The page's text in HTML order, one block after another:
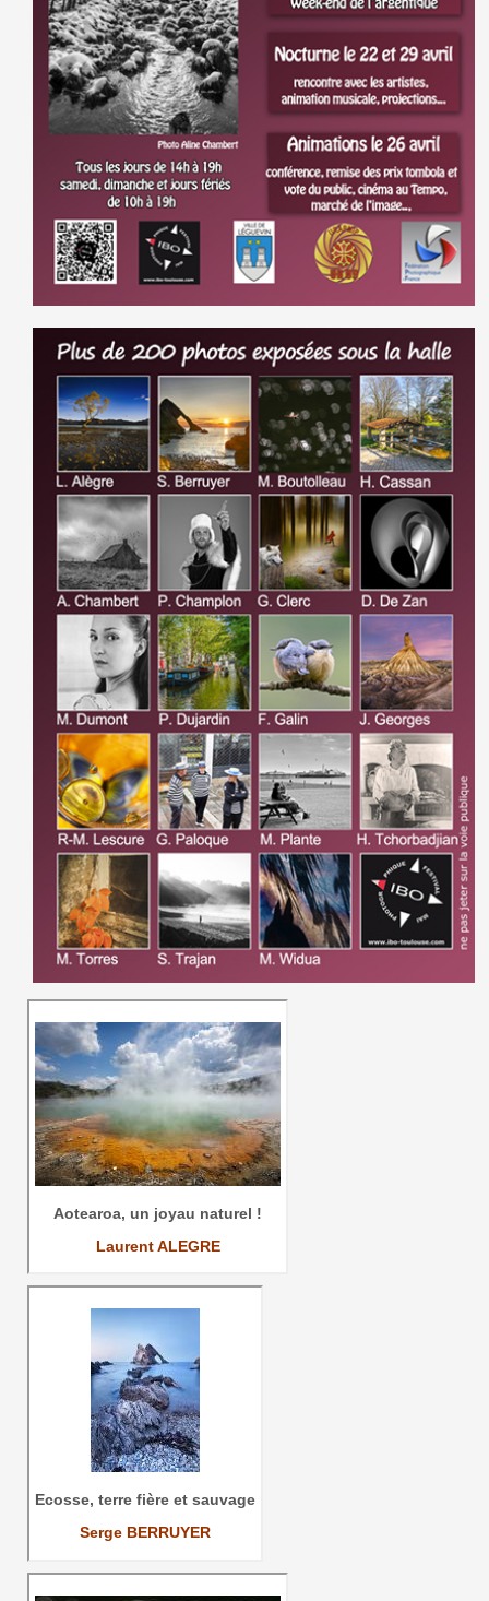
Aotearoa, un joyau naturel !
Laurent ALEGRE
Ecosse, terre fière et sauvage
Serge BERRUYER